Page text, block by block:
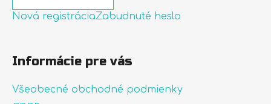
Nová registráciaZabudnuté heslo
Informácie pre vás
Všeobecné obchodné podmienky